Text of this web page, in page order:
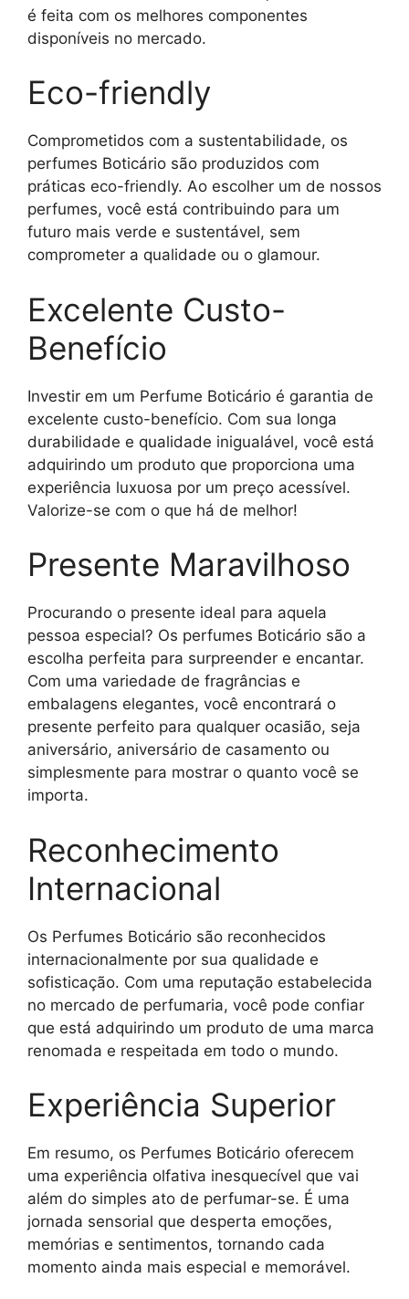
é feita com os melhores componentes
disponíveis no mercado.
Eco-friendly
Comprometidos com a sustentabilidade, os
perfumes Boticário são produzidos com
práticas eco-friendly. Ao escolher um de nossos
perfumes, você está contribuindo para um
futuro mais verde e sustentável, sem
comprometer a qualidade ou o glamour.
Excelente Custo-
Benefício
Investir em um Perfume Boticário é garantia de
excelente custo-benefício. Com sua longa
durabilidade e qualidade inigualável, você está
adquirindo um produto que proporciona uma
experiência luxuosa por um preço acessível.
Valorize-se com o que há de melhor!
Presente Maravilhoso
Procurando o presente ideal para aquela
pessoa especial? Os perfumes Boticário são a
escolha perfeita para surpreender e encantar.
Com uma variedade de fragrâncias e
embalagens elegantes, você encontrará o
presente perfeito para qualquer ocasião, seja
aniversário, aniversário de casamento ou
simplesmente para mostrar o quanto você se
importa.
Reconhecimento
Internacional
Os Perfumes Boticário são reconhecidos
internacionalmente por sua qualidade e
sofisticação. Com uma reputação estabelecida
no mercado de perfumaria, você pode confiar
que está adquirindo um produto de uma marca
renomada e respeitada em todo o mundo.
Experiência Superior
Em resumo, os Perfumes Boticário oferecem
uma experiência olfativa inesquecível que vai
além do simples ato de perfumar-se. É uma
jornada sensorial que desperta emoções,
memórias e sentimentos, tornando cada
momento ainda mais especial e memorável.